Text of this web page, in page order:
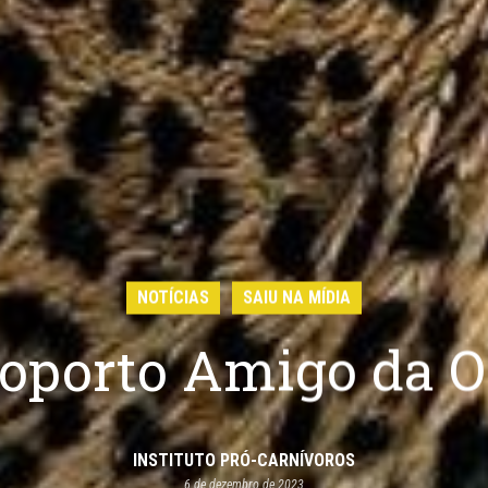
NOTÍCIAS SAIU NA MÍDIA
Amigo da
INSTITUTO PRÓ-CARNÍVOROS
6 de dezembro de 2023